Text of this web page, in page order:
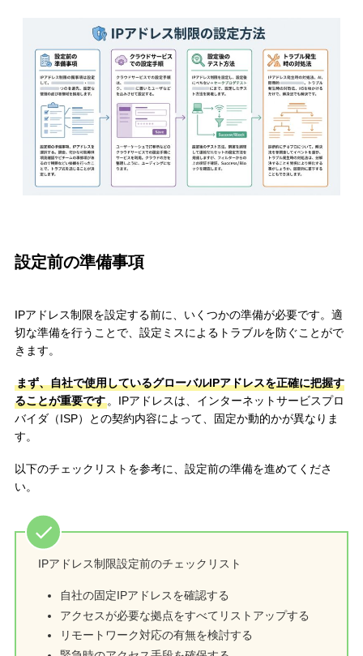
設定前の準備事項
IPアドレス制限を設定する前に、いくつかの準備が必要です。適
切な準備を行うことで、設定ミスによるトラブルを防ぐことがで
きます。
まず、自社で使用しているグローバルIPアドレスを正確に把握す
ることが重要です。IPアドレスは、インターネットサービスプロ
バイダ（ISP）との契約内容によって、固定か動的かが異なりま
す。
以下のチェックリストを参考に、設定前の準備を進めてくださ
い。
IPアドレス制限設定前のチェックリスト
自社の固定IPアドレスを確認する
アクセスが必要な拠点をすべてリストアップする
リモートワーク対応の有無を検討する